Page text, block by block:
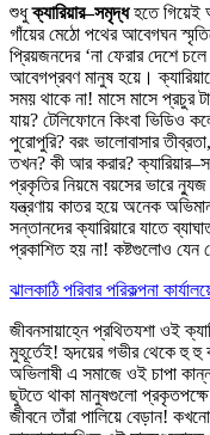
শুধুক্যারিয়ার–সমৃদ্ধহতে গিয়েই
গাঁয়ের মেঠো পথের আবেগঘন
প্রিয়জনদের ‘না ফেরার দেশে
আবেগপ্রবণ মানুষ হয়ে।
সময় থাকে না! মাসে মাসে প্রচুর
যায়? টেলিফোনে কিংবা ভিডিও
পুরোপুরি? বরং ভালোবাসার
তখন? কী আর করার?
প্রকৃতির নিয়মে বয়সের ভারে ন্যুজ
যন্ত্রণায় কাতর হয়ে অনেক
সন্তানদের ক্যারিয়ারে যাতে
প্রকাশিত হয় না! কষ্টগুলোও যেন
ঝালকাঠি পরিবার পরিকল্পনা
জীবনসায়াহ্নে প্রথিতযশা ওই
মুহূর্তেই! হৃদয়ের গভীর থেকে হু হু
অভিলাষী এ সমাজে ওই চাপা
ছুটতে থাকা মানুষগুলো
জীবনে তাঁরা পালিয়ে বেড়ান!